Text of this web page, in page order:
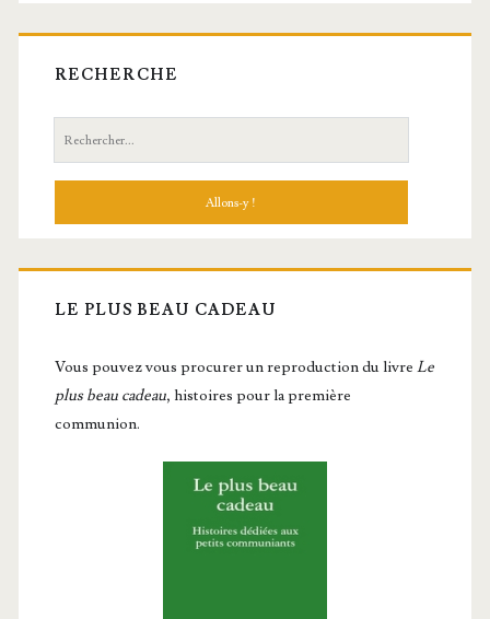
RECHERCHE
Recherche:
LE PLUS BEAU CADEAU
Vous pou­vez vous pro­cu­rer un repro­duc­tion du livre Le
plus beau cadeau, histoires pour la première
communion.